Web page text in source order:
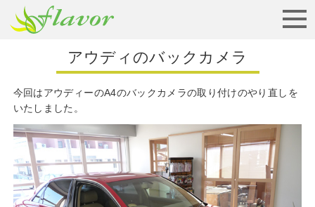
アウディのバックカメラ
今回はアウディーのA4のバックカメラの取り付けのやり直しを
いたしました。